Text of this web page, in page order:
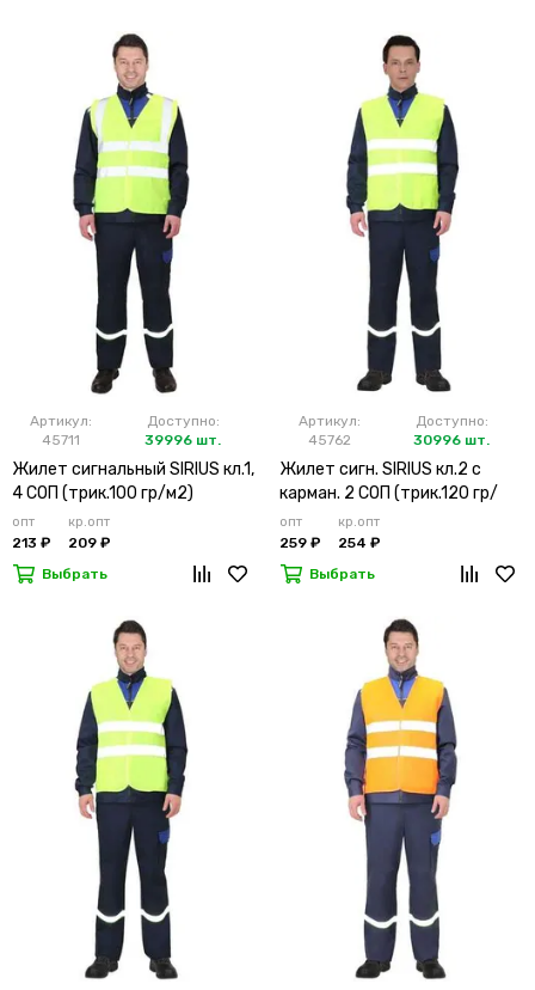
Артикул:
45711
Доступно:
39996 шт.
Жилет сигнальный SIRIUS кл.1,
4 СОП (трик.100 гр/м2)
лимонный
опт
213 ₽
кр.опт
209 ₽
Выбрать
Артикул:
45762
Доступно:
30996 шт.
Жилет сигн. SIRIUS кл.2 с
карман. 2 СОП (трик.120 гр/
м2)
опт
259 ₽
кр.опт
254 ₽
Выбрать